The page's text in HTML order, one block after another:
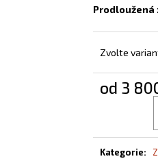
Prodloužená
Zvolte
od 3
Kategorie: